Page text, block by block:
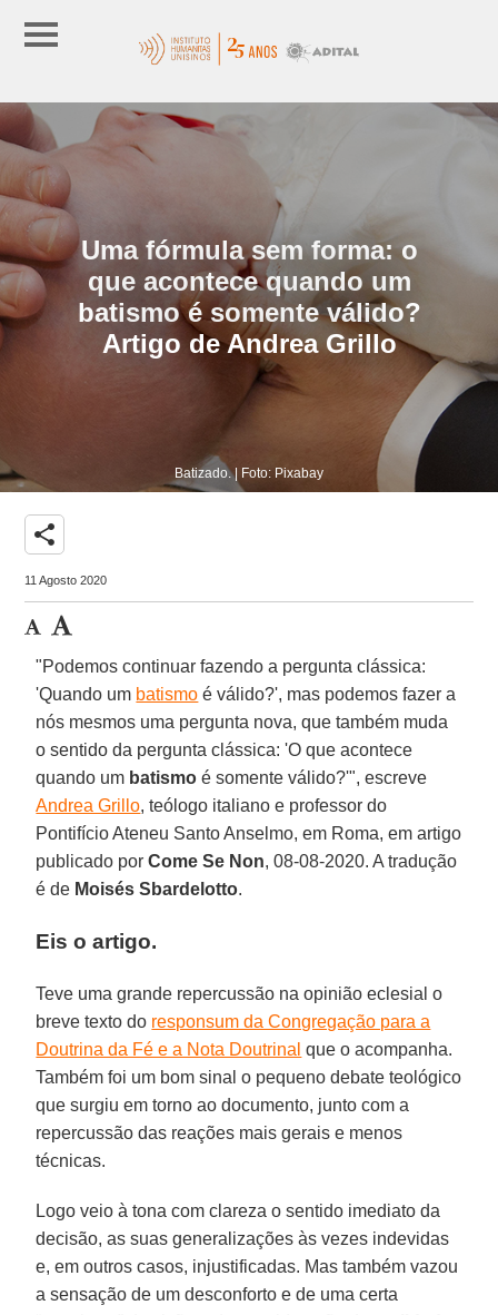
Uma fórmula sem forma: o
que acontece quando um
batismo é somente válido?
Artigo de Andrea Grillo
Batizado. | Foto: Pixabay
share
11 Agosto 2020
"Podemos continuar fazendo a pergunta clássica:
'Quando um batismo é válido?', mas podemos fazer a
nós mesmos uma pergunta nova, que também muda
o sentido da pergunta clássica: 'O que acontece
quando um batismo é somente válido?'", escreve
Andrea Grillo, teólogo italiano e professor do
Pontifício Ateneu Santo Anselmo, em Roma, em artigo
publicado porCome Se Non, 08-08-2020. A tradução
é de Moisés Sbardelotto.
Eis o artigo.
Teve uma grande repercussão na opinião eclesial o
breve texto do responsum da Congregação para a
Doutrina da Fé e a Nota Doutrinal que o acompanha.
Também foi um bom sinal o pequeno debate teológico
que surgiu em torno ao documento, junto com a
repercussão das reações mais gerais e menos
técnicas.
Logo veio à tona com clareza o sentido imediato da
decisão, as suas generalizações às vezes indevidas
e, em outros casos, injustificadas. Mas também vazou
a sensação de um desconforto e de uma certa